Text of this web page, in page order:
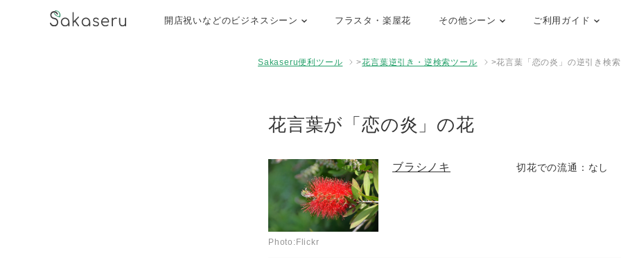
開店祝いなどのビジネスシーン フラスタ・楽屋花 その他シーン ご利用ガイド
Sakaseru便利ツール >花言葉逆引き・逆検索ツール >花言葉「恋の炎」の逆引き検
花言葉が「恋の炎」の花
Photo:Flickr
ブラシノキ 切花での流通：なし